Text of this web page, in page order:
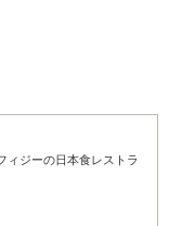
ジーの日本食レストラ